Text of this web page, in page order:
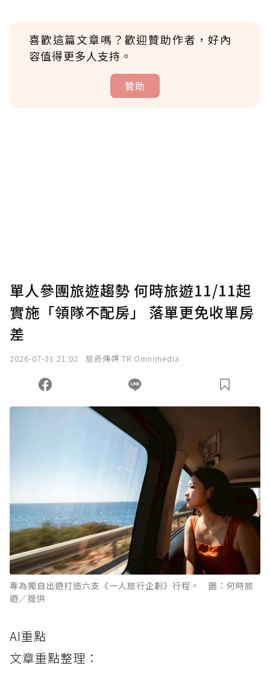
喜歡這篇文章嗎？歡迎贊助作者，好內
容值得更多人支持。
贊助
確認送出
您當前剩餘 U 利點數：0點；前往 購買點數
單人參團旅遊趨勢 何時旅遊11/11起
實施「領隊不配房」 落單更免收單房
差
2026-07-31 21:02 旅奇傳媒 TR Omnimedia
專為獨自出遊打造六支《一人旅行企劃》行程。 圖：何時旅
遊／提供
AI重點
文章重點整理：